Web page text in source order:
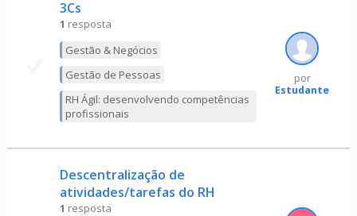
3Cs
1 resposta
Gestão & Negócios
Gestão de Pessoas
RH Ágil: desenvolvendo competências
profissionais
por
Estudante
Descentralização de
atividades/tarefas do RH
1 resposta